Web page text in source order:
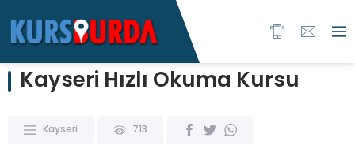
Kayseri Hızlı Okuma Kursu
Kayseri 713